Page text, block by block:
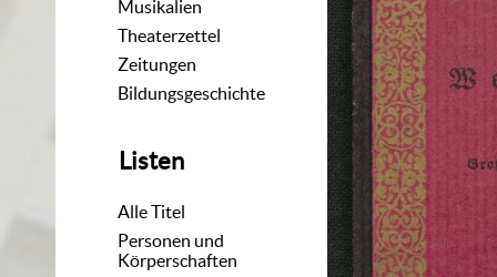
Musikalien
Theaterzettel
Zeitungen
Bildungsgeschichte
Listen
Alle Titel
Personen und
Körperschaften